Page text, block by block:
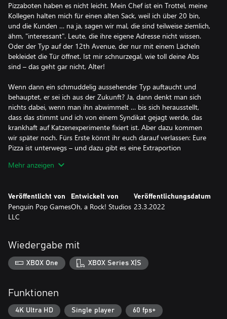
Pizzaboten haben es nicht leicht. Mein Chef ist ein Trottel, meine
Kollegen halten mich für einen alten Sack, weil ich über 20 bin,
und die Kunden … na ja, sagen wir mal, die sind teilweise ziemlich,
ähm, "interessant". Leute, die ihre eigene Adresse nicht wissen.
Oder der Typ auf der 12th Avenue, der nur mit einem Lächeln
bekleidet die Tür öffnet. Ist mir schnurzegal, wie toll deine Abs
sind – das geht gar nicht, Alter!
Wenn dann ein schmuddelig aussehender Typ auftaucht und
behauptet, er sei ich aus der Zukunft? Ja, dann denkt man sich
nichts dabei, wenn man ihn abwimmelt … bis sich herausstellt,
dass das stimmt und ich von einem Syndikat gejagt werde, das
krankhaft auf Katzenexperimente fixiert ist. Aber dazu kommen
wir später noch. Fürs Erste könnt ihr euch darauf verlassen: Eure
Pizza ist unterwegs – und dazu gibt es eine Extraportion
„The Pizza Delivery Boy Who Saved the World“ ist eine
brandneue Visual Novel eines früheren Pizzaboten, der
wahrscheinlich nie wieder in der Pizzabranche arbeiten wird, wenn
Mehr anzeigen
Veröffentlicht von
Penguin Pop Games
LLC
Entwickelt von
Oh, a Rock! Studios
Veröffentlichungsdatum
23.3.2022
Wiedergabe mit
XBOX One XBOX Series X|S
Funktionen
4K Ultra HD Single player 60 fps+